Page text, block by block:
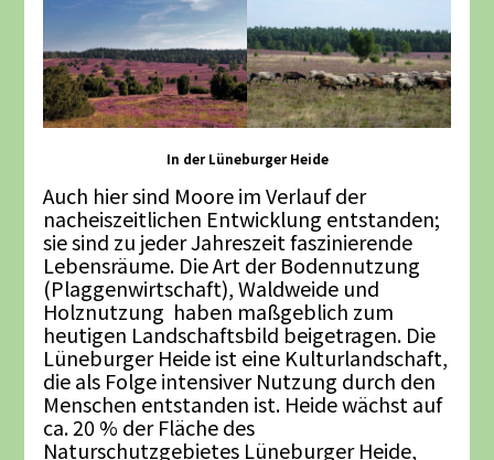
In der Lüneburger Heide
Auch hier sind Moore im Verlauf der
nacheiszeitlichen Entwicklung entstanden;
sie sind zu jeder Jahreszeit faszinierende
Lebensräume. Die Art der Bodennutzung
(Plaggenwirtschaft), Waldweide und
Holznutzung haben maßgeblich zum
heutigen Landschaftsbild beigetragen. Die
Lüneburger Heide ist eine Kulturlandschaft,
die als Folge intensiver Nutzung durch den
Menschen entstanden ist. Heide wächst auf
ca. 20 % der Fläche des
Naturschutzgebietes Lüneburger Heide,